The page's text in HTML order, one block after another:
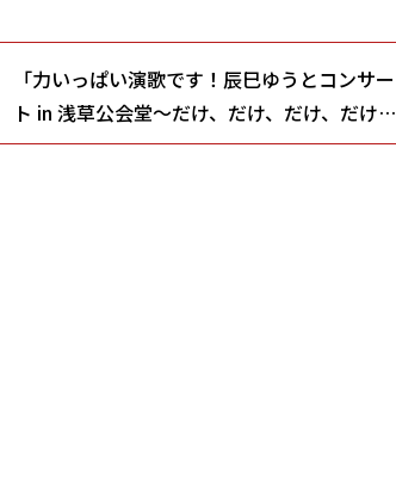
「力いっぱい演歌です！辰巳ゆうとコンサー
ト in 浅草公会堂～だけ、だけ、だけ、だけ、
演歌だけ～」【浅草公会堂/東京都】